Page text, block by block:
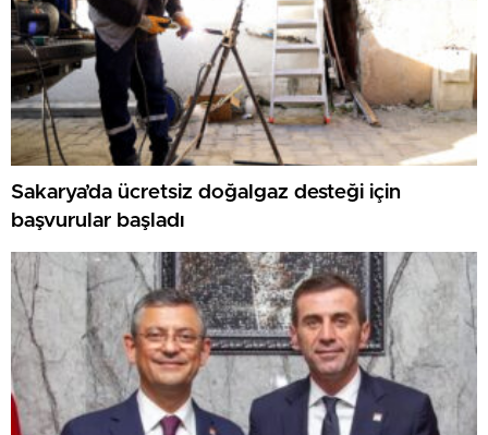
Sakarya’da ücretsiz doğalgaz desteği için
başvurular başladı